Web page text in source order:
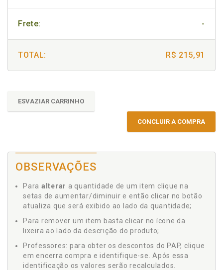
Frete: -
TOTAL: R$ 215,91
ESVAZIAR CARRINHO
CONCLUIR A COMPRA
OBSERVAÇÕES
Para alterar a quantidade de um item clique na
setas de aumentar/diminuir e então clicar no botão
atualiza que será exibido ao lado da quantidade;
Para remover um item basta clicar no ícone da
lixeira ao lado da descrição do produto;
Professores: para obter os descontos do PAP, clique
em encerra compra e identifique-se. Após essa
identificação os valores serão recalculados.